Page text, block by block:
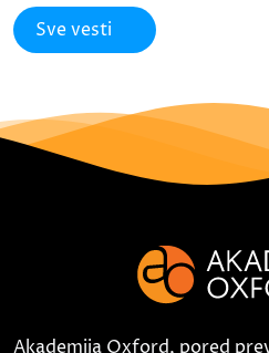
Sve vesti
Akademija Oxford, pored